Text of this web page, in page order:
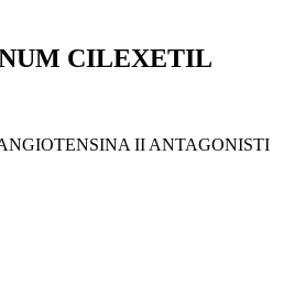
CILEXETIL
II ANTAGONISTI